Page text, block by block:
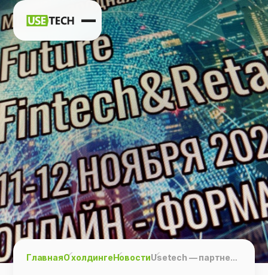
Карьера
Контакты
h vk tg
ГлавнаяО холдингеНовости Usetech — партнер международной конференции «Future Fintech&Retail»